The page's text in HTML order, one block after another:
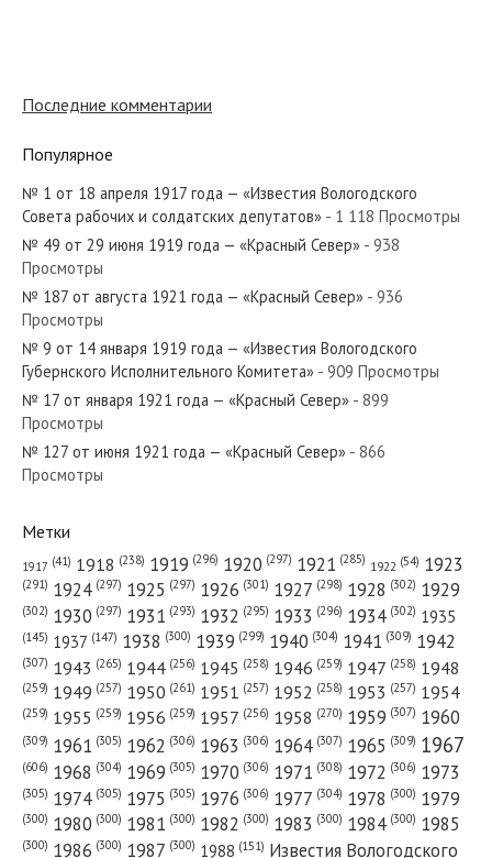
№ 211 от октября 1956 года — «Красный Север»
№ 207 от сентября 1983 года — «Красный Север»
№ 157 от 7 ноября 1919 года — «Красный Север»
№ 215 от сентября 1970 года — «Красный Север»
№ 151 от августа 1945 года — «Красный Север»
Последние комментарии
Популярное
№ 1 от 18 апреля 1917 года — «Известия Вологодского
Совета рабочих и солдатских депутатов» - 1 118 Просмотры
№ 49 от 29 июня 1919 года — «Красный Север» - 938
Просмотры
№ 187 от августа 1921 года — «Красный Север» - 936
Просмотры
№ 9 от 14 января 1919 года — «Известия Вологодского
Губернского Исполнительного Комитета» - 909 Просмотры
№ 17 от января 1921 года — «Красный Север» - 899
Просмотры
№ 127 от июня 1921 года — «Красный Север» - 866
Просмотры
Метки
1917 (41) 1918 (238) 1919 (296) 1920 (297) 1921 (285) 1922 (54) 1923
(291) 1924 (297) 1925 (297) 1926 (301) 1927 (298) 1928 (302) 1929
(302) 1930 (297) 1931 (293) 1932 (295) 1933 (296) 1934 (302) 1935
(145) 1937 (147) 1938 (300) 1939 (299) 1940 (304) 1941 (309) 1942
(307) 1943 (265) 1944 (256) 1945 (258) 1946 (259) 1947 (258) 1948
(259) 1949 (257) 1950 (261) 1951 (257) 1952 (258) 1953 (257) 1954
(259) 1955 (259) 1956 (259) 1957 (256) 1958 (270) 1959 (307) 1960
(309) 1961 (305) 1962 (306) 1963 (306) 1964 (307) 1965 (309) 1967
(606) 1968 (304) 1969 (305) 1970 (306) 1971 (308) 1972 (306) 1973
(305) 1974 (305) 1975 (305) 1976 (306) 1977 (304) 1978 (300) 1979
(300) 1980 (300) 1981 (300) 1982 (300) 1983 (300) 1984 (300) 1985
(300) 1986 (300) 1987 (300) 1988 (151) Известия Вологодского